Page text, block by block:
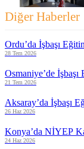
Diğer Haberler
Ordu’da İşbaşı
28 Tem 2026
Osmaniye’de
21 Tem 2026
Aksaray’da İşbaşı
26 Haz 2026
Konya’da NİYEP
24 Haz 2026